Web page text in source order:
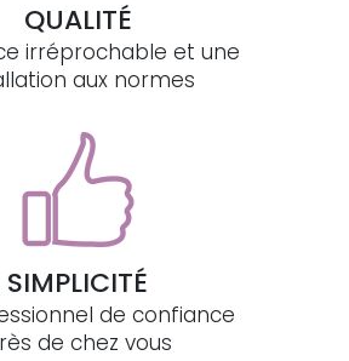
QUALITÉ
irréprochable et une
aux normes
SIMPLICITÉ
de confiance
de chez vous